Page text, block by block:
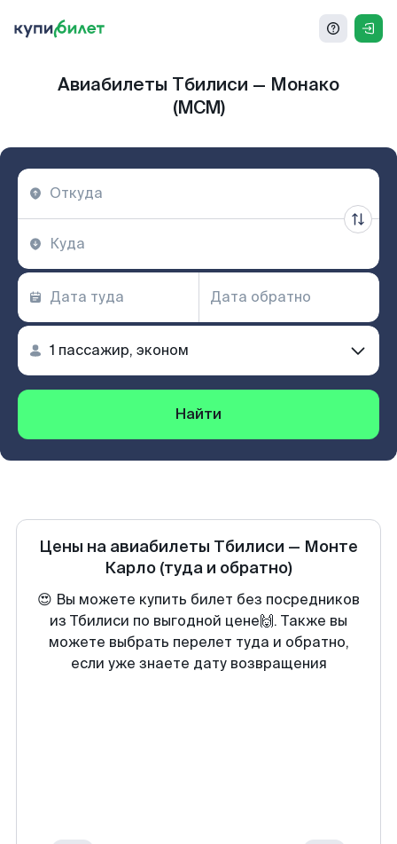
Авиабилеты Тбилиси — Монако
(MCM)
Найти
Цены на авиабилеты Тбилиси — Монте
Карло (туда и обратно)
😍 Вы можете купить билет без посредников
из Тбилиси по выгодной цене🙌. Также вы
можете выбрать перелет туда и обратно,
если уже знаете дату возвращения